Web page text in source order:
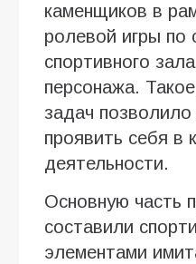
каменщиков в
ролевой игры по
спортивного
персонажа.
задач
проявить себя в
деятельности.
Основную часть
составили
элементами